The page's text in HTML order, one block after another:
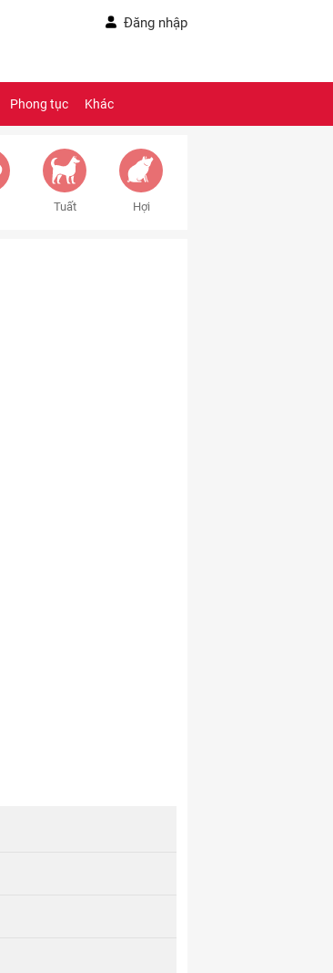
Đăng nhập
Phong tục Khác
Tuất Hợi